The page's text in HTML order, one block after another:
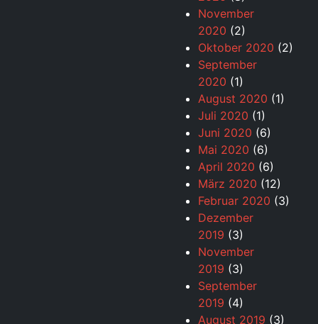
November
2020 (2)
Oktober 2020 (2)
September
2020 (1)
August 2020 (1)
Juli 2020 (1)
Juni 2020 (6)
Mai 2020 (6)
April 2020 (6)
März 2020 (12)
Februar 2020 (3)
Dezember
2019 (3)
November
2019 (3)
September
2019 (4)
August 2019 (3)